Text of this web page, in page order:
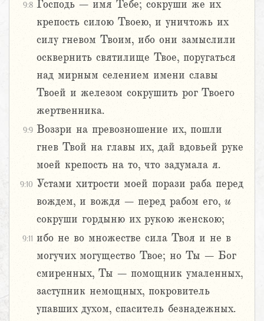
9:8 Господь – имя Тебе; сокруши же их
крепость силою Твоею, и уничтожь их
силу гневом Твоим, ибо они замыслили
осквернить святилище Твое, поругаться
над мирным селением имени славы
Твоей и железом сокрушить рог Твоего
жертвенника.
9:9 Воззри на превозношение их, пошли
гнев Твой на главы их, дай вдовьей руке
моей крепость на то, что задумала я.
9:10 Устами хитрости моей порази раба перед
вождем, и вождя – перед рабом его, и
сокруши гордыню их рукою женскою;
9:11 ибо не во множестве сила Твоя и не в
могучих могущество Твое; но Ты – Бог
смиренных, Ты – помощник умаленных,
заступник немощных, покровитель
упавших духом, спаситель безнадежных.